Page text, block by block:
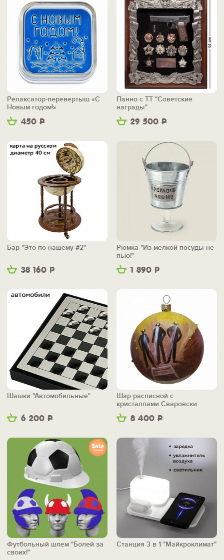
450 Р
Релаксатор-перевертыш «С
Новым годом!»
29 500 Р
Панно с ТТ "Советские
награды"
38 160 Р
Бар "Это по-нашему #2"
1 890 Р
Рюмка "Из мелкой посуды не
пью!"
6 200 Р
Шашки "Автомобильные"
8 400 Р
Шар расписной с
кристаллами Сваровски
"Шахтеры"
Футбольный шлем "Болей за
своих!"
Станция 3 в 1 "Майкроклимат"